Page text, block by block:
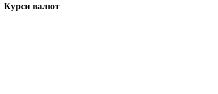
Курси валют